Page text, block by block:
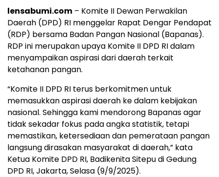
lensabumi.com – Komite II Dewan Perwakilan
Daerah (DPD) RI menggelar Rapat Dengar Pendapat
(RDP) bersama Badan Pangan Nasional (Bapanas).
RDP ini merupakan upaya Komite II DPD RI dalam
menyampaikan aspirasi dari daerah terkait
ketahanan pangan.
“Komite II DPD RI terus berkomitmen untuk
memasukkan aspirasi daerah ke dalam kebijakan
nasional. Sehingga kami mendorong Bapanas agar
tidak sekadar fokus pada angka statistik, tetapi
memastikan, ketersediaan dan pemerataan pangan
langsung dirasakan masyarakat di daerah,” kata
Ketua Komite DPD RI, Badikenita Sitepu di Gedung
DPD RI, Jakarta, Selasa (9/9/2025).